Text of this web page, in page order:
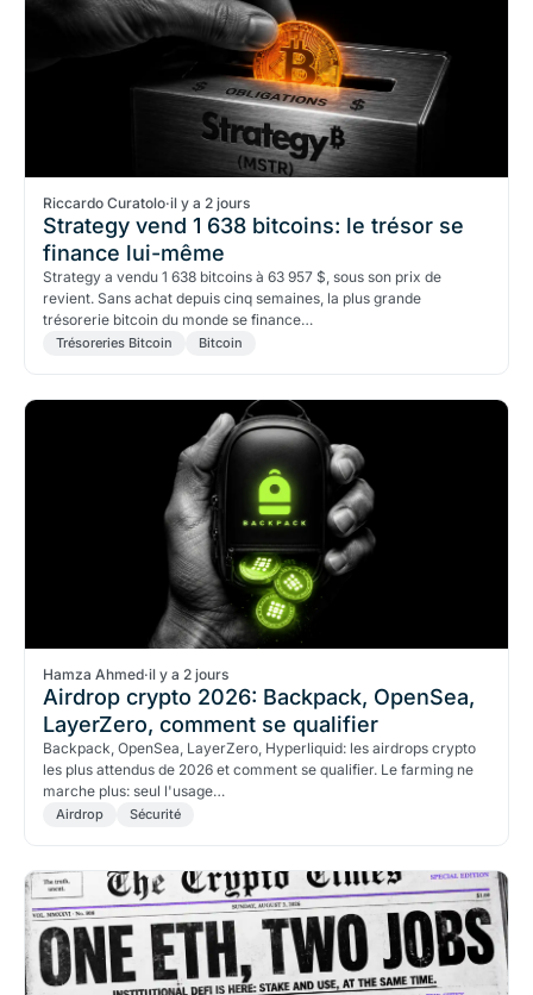
Riccardo Curatolo·il y a 2 jours
Strategy vend 1 638 bitcoins: le trésor se
finance lui-même
Strategy a vendu 1 638 bitcoins à 63 957 $, sous son prix de
revient. Sans achat depuis cinq semaines, la plus grande
trésorerie bitcoin du monde se finance…
Trésoreries Bitcoin Bitcoin
Hamza Ahmed·il y a 2 jours
Airdrop crypto 2026: Backpack, OpenSea,
LayerZero, comment se qualifier
Backpack, OpenSea, LayerZero, Hyperliquid: les airdrops crypto
les plus attendus de 2026 et comment se qualifier. Le farming ne
marche plus: seul l'usage…
Airdrop Sécurité